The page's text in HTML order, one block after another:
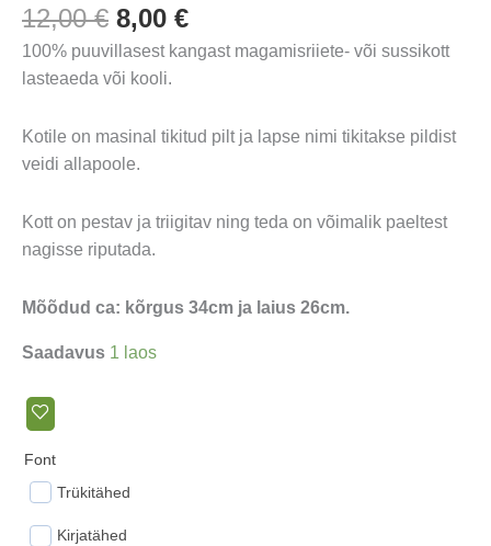
12,00€ Algne
hind
oli:
8,00 €Praegune
hind
100% puuvillasest kangast magamisriiete- või sussikott
lasteaeda või kooli.
Kotile on masinal tikitud pilt ja lapse nimi tikitakse pildist
veidi allapoole.
Kott on pestav ja triigitav ning teda on võimalik paeltest
nagisse riputada.
Mõõdud ca: kõrgus 34cm ja laius 26cm.
Saadavus 1 laos
Font
Trükitähed
Kirjatähed